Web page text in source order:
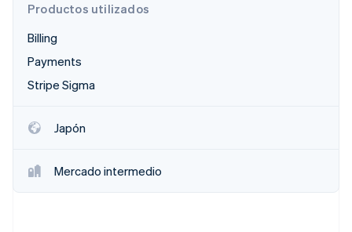
Sesiones de Stripe 2026
Mirar ahora
Productos utilizados
Billing
Payments
Stripe Sigma
Japón
Mercado intermedio